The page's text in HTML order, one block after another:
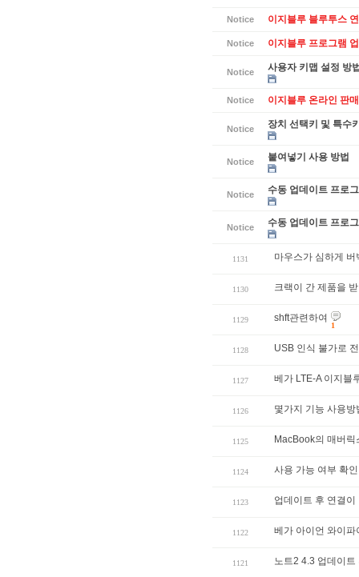
Notice 이지블루 블루투스
Notice 이지블루 프로그램
Notice 사용자 키맵 설정 방
Notice 이지블루 온라인 판
Notice 장치 선택키 및 특수
Notice 붙여넣기 사용 방법
Notice 수동 업데이트 프로
Notice 수동 업데이트 프로
1131 마우스가 심하게 버
1130 크랙이 간 제품을
1129 shft관련하여
1
1128 USB 인식 불가로
1127 베가 LTE-A 이지블
1126 몇가지 기능 사용방
1125 MacBook의 매버릭
1124 사용 가능 여부 확
1123 업데이트 후 연결이
1122 베가 아이언 와이
1121 노트2 4.3 업데이